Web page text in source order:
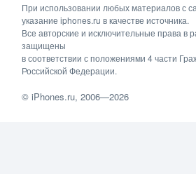
При использовании любых материалов с
указание iphones.ru в качестве источника.
Все авторские и исключительные права в
защищены
в соответствии с положениями 4 части
Российской Федерации.
©iPhones.ru, 2006—2026